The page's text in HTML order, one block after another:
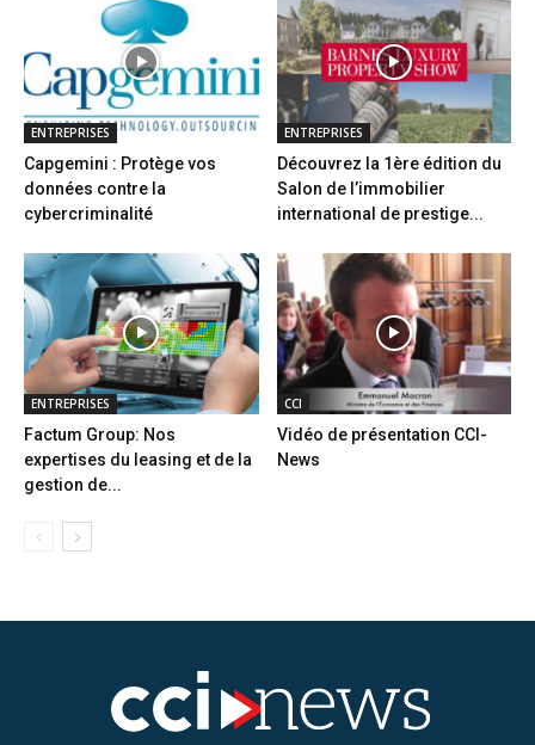
ENTREPRISES
Capgemini : Protège vos
données contre la
cybercriminalité
ENTREPRISES
Découvrez la 1ère édition du
Salon de l’immobilier
international de prestige...
ENTREPRISES
Factum Group: Nos
expertises du leasing et de la
gestion de...
CCI
Vidéo de présentation CCI-
News